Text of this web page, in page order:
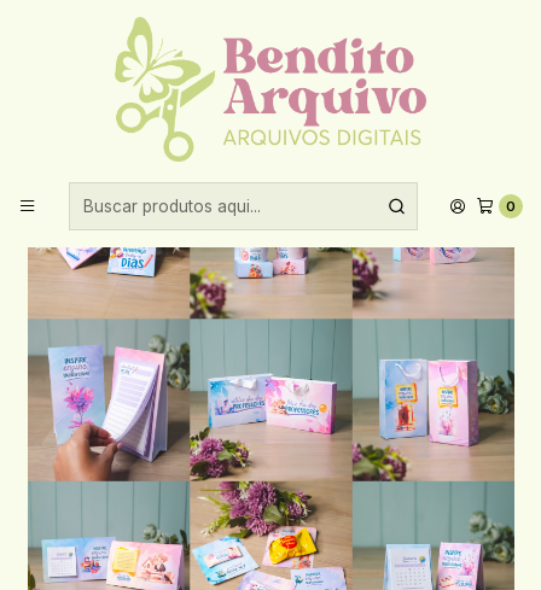
0
Aproveite 10% de desconto ao comprar acima de R$30,00!
Datas comemorativas
Dia dos professores
Arquivo Dia dos Professores Imprimiveis - AMARANTTO